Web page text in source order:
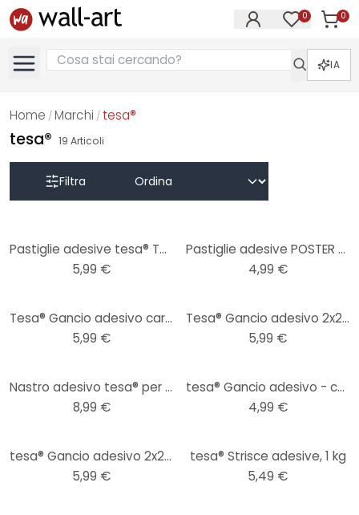
0 0
IA
Home / Marchi /tesa®
tesa® 19 Articoli
Filtra
Pastiglie adesive tesa® TACK - 80 pezzi
5,99 €
Pastiglie adesive POSTER - tesa® TACK
4,99 €
Tesa® Gancio adesivo carta da parati e gesso 2x1kg
5,99 €
Tesa® Gancio adesivo 2x2kg
5,99 €
Nastro adesivo tesa® per carta da parati e gesso (10kg/m), 1,5 m x 19 mm
8,99 €
tesa® Gancio adesivo - carta da parati e gesso
4,99 €
tesa® Gancio adesivo 2x2kg
5,99 €
tesa® Strisce adesive, 1 kg
5,49 €